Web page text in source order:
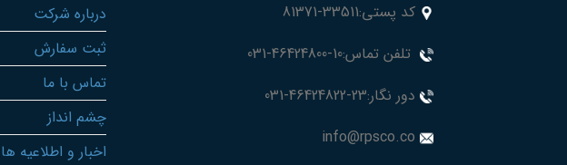
کد پستی:33511-81371
تلفن تماس:10-46424800-031
دور نگار:23-46424822-031
درباره شرکت
ثبت سفارش
تماس با ما
چشم انداز
اخبار و اطلاعیه ها